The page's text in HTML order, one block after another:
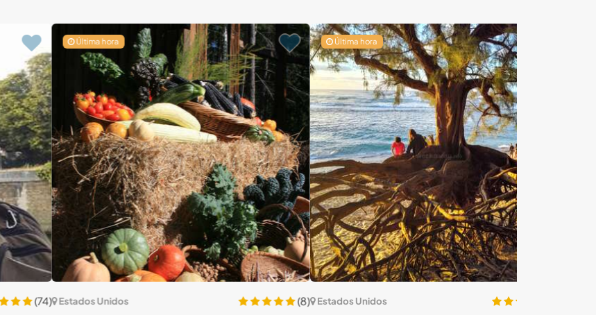
Última hora
Estados Unidos
(8)
Última hora
Estados Unidos
(37)